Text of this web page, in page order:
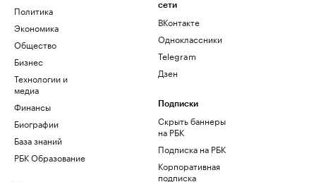
Политика
Экономика
Общество
Бизнес
Технологии и
медиа
Финансы
Биографии
База знаний
РБК Образование
сети
ВКонтакте
Одноклассники
Telegram
Дзен
Подписки
Скрыть баннеры
на РБК
Подписка на РБК
Корпоративная
подписка